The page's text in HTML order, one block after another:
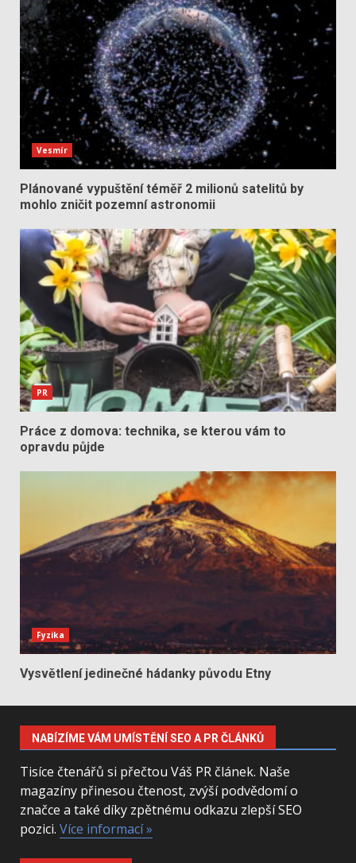
Vesmír
Plánované vypuštění téměř 2 milionů satelitů by
mohlo zničit pozemní astronomii
PR
Práce z domova: technika, se kterou vám to
opravdu půjde
Fyzika
Vysvětlení jedinečné hádanky původu Etny
NABÍZÍME VÁM UMÍSTĚNÍ SEO A PR ČLÁNKŮ
Tisíce čtenářů si přečtou Váš PR článek. Naše
magazíny přinesou čtenost, zvýší podvědomí o
značce a také díky zpětnému odkazu zlepší SEO
pozici. Více informací »